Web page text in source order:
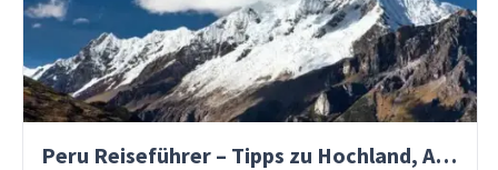
Peru Reiseführer – Tipps zu Hochland, Amazonas & Inka-Erbe